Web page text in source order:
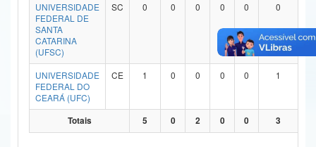
Secretaria-Geral
Secretaria de Governo
Gabinete de Segurança Institucional
Advocacia-Geral da União
Banco Central do Brasil
UNIVERSIDADE
FEDERAL DE
SANTA
CATARINA
(UFSC)
SC 0 0 0 0 0 0
UNIVERSIDADE
FEDERAL DO
CEARÁ (UFC)
CE 1 0 0 0 0 1
Totais 5 0 2 0 0 3